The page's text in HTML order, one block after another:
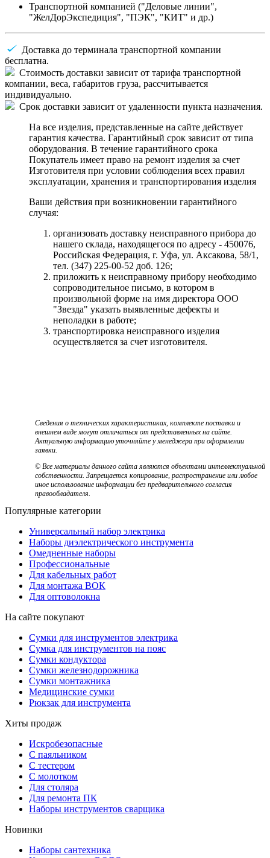
Транспортной компанией ("Деловые линии",
"ЖелДорЭкспедиция", "ПЭК", "КИТ" и др.)
Доставка до терминала транспортной компании
бесплатна.
Стоимость доставки зависит от тарифа транспортной
компании, веса, габаритов груза, рассчитывается
индивидуально.
Срок доставки зависит от удаленности пункта назначения.
На все изделия, представленные на сайте действует
гарантия качества. Гарантийный срок зависит от типа
оборудования. В течение гарантийного срока
Покупатель имеет право на ремонт изделия за счет
Изготовителя при условии соблюдения всех правил
эксплуатации, хранения и транспортирования изделия
Ваши действия при возникновении гарантийного
случая:
организовать доставку неисправного прибора до
нашего склада, находящегося по адресу - 450076,
Российская Федерация, г. Уфа, ул. Аксакова, 58/1,
тел. (347) 225-00-52 доб. 126;
приложить к неисправному прибору необходимо
сопроводительное письмо, в котором в
произвольной форме на имя директора ООО
"Звезда" указать выявленные дефекты и
неполадки в работе;
транспортировка неисправного изделия
осуществляется за счет изготовителя.
Сведения о технических характеристиках, комплекте поставки и
внешнем виде могут отличаться от представленных на сайте.
Актуальную информацию уточняйте у менеджера при оформлении
заявки.
© Все материалы данного сайта являются объектами интеллектуальной
собственности. Запрещается копирование, распространение или любое
иное использование информации без предварительного согласия
правообладателя.
Популярные категории
Универсальный набор электрика
Наборы диэлектрического инструмента
Омедненные наборы
Профессиональные
Для кабельных работ
Для монтажа ВОК
Для оптоволокна
На сайте покупают
Сумки для инструментов электрика
Сумка для инструментов на пояс
Сумки кондуктора
Сумки железнодорожника
Сумки монтажника
Медицинские сумки
Рюкзак для инструмента
Хиты продаж
Искробезопасные
С паяльником
С тестером
С молотком
Для столяра
Для ремонта ПК
Наборы инструментов сварщика
Новинки
Наборы сантехника